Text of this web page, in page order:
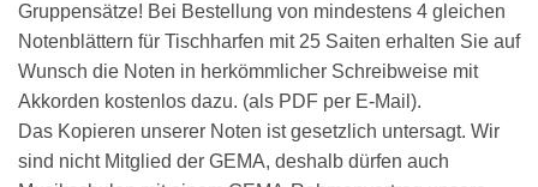
Gruppensätze! Bei Bestellung von mindestens 4 gleichen
Notenblättern für Tischharfen mit 25 Saiten erhalten Sie auf
Wunsch die Noten in herkömmlicher Schreibweise mit
Akkorden kostenlos dazu. (als PDF per E-Mail).
Das Kopieren unserer Noten ist gesetzlich untersagt. Wir
sind nicht Mitglied der GEMA, deshalb dürfen auch